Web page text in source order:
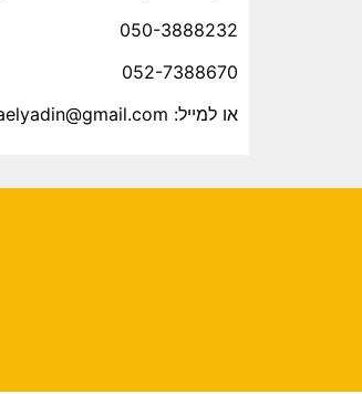
050-3888232
052-7388670
או למייל: israelyadin@gmail.com